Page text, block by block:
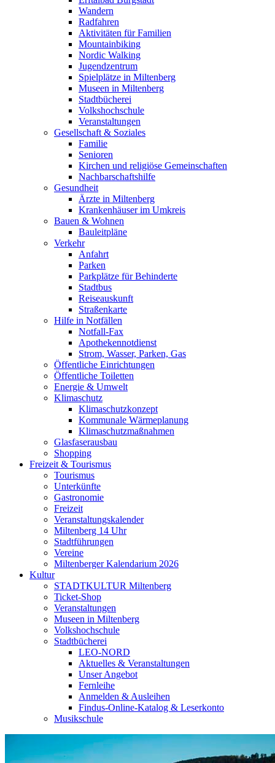
Wandern
Radfahren
Aktivitäten für Familien
Mountainbiking
Nordic Walking
Jugendzentrum
Spielplätze in Miltenberg
Museen in Miltenberg
Stadtbücherei
Volkshochschule
Veranstaltungen
Gesellschaft & Soziales
Familie
Senioren
Kirchen und religiöse Gemeinschaften
Nachbarschaftshilfe
Gesundheit
Ärzte in Miltenberg
Krankenhäuser im Umkreis
Bauen & Wohnen
Bauleitpläne
Verkehr
Anfahrt
Parken
Parkplätze für Behinderte
Stadtbus
Reiseauskunft
Straßenkarte
Hilfe in Notfällen
Notfall-Fax
Apothekennotdienst
Strom, Wasser, Parken, Gas
Öffentliche Einrichtungen
Öffentliche Toiletten
Energie & Umwelt
Klimaschutz
Klimaschutzkonzept
Kommunale Wärmeplanung
Klimaschutzmaßnahmen
Glasfaserausbau
Shopping
Freizeit & Tourismus
Tourismus
Unterkünfte
Gastronomie
Freizeit
Veranstaltungskalender
Miltenberg 14 Uhr
Stadtführungen
Vereine
Miltenberger Kalendarium 2026
Kultur
STADTKULTUR Miltenberg
Ticket-Shop
Veranstaltungen
Museen in Miltenberg
Volkshochschule
Stadtbücherei
LEO-NORD
Aktuelles & Veranstaltungen
Unser Angebot
Fernleihe
Anmelden & Ausleihen
Findus-Online-Katalog & Leserkonto
Musikschule